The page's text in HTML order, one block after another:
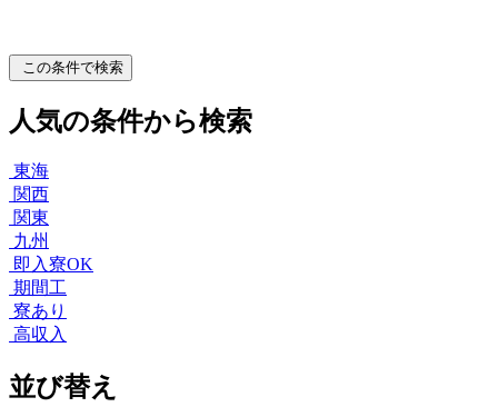
この条件で検索
人気の条件から検索
東海
関西
関東
九州
即入寮OK
期間工
寮あり
高収入
並び替え